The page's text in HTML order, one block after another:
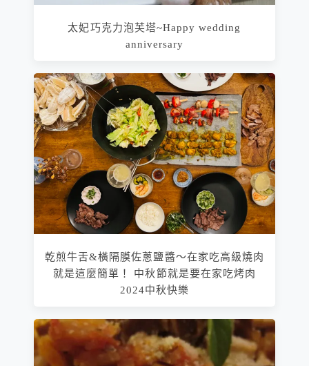
太妃巧克力泡芙塔~Happy wedding
anniversary
乾煎牛舌&橫隔膜佐蔥鹽醬～在家吃高級燒肉
就是這麼簡單！ 中秋節就是要在家吃烤肉
2024中秋快樂